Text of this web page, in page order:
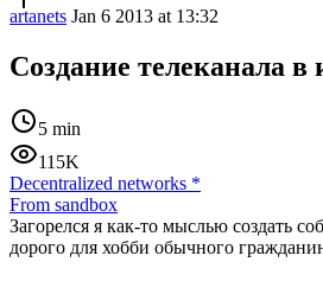
artanets Jan 6 2013 at 13:32
Создание телеканала
5 min
115K
Decentralized networks *
From sandbox
Загорелся я как-то мыслью создать
дорого для хобби обычного